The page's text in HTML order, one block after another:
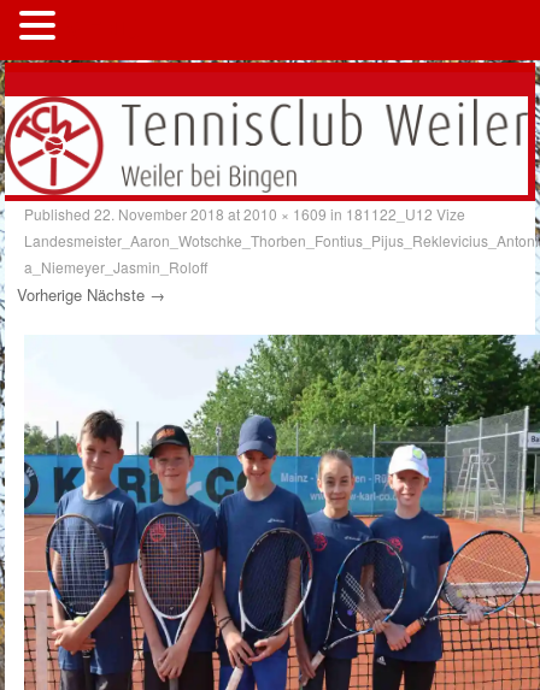
Published22. November 2018 at2010 × 1609 in 181122_U12 Vize
Landesmeister_Aaron_Wotschke_Thorben_Fontius_Pijus_Reklevicius_Antoni
a_Niemeyer_Jasmin_Roloff
Vorherige Nächste →